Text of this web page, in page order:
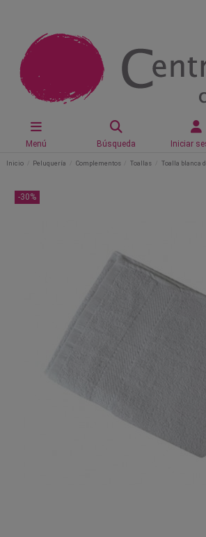
Menú Búsqueda Iniciar
Inicio Peluquería Complementos Toallas Toalla blanca
-30%